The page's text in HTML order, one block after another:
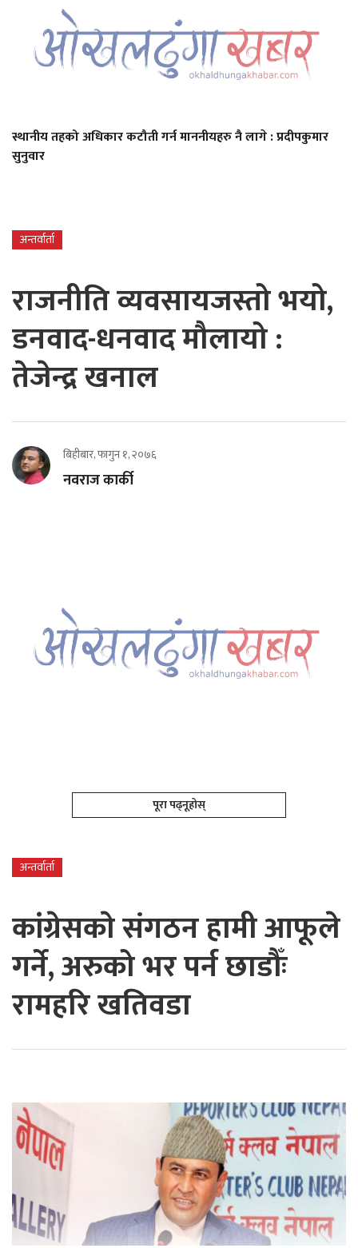
स्थानीय तहको अधिकार कटौती गर्न माननीयहरु नै लागे : प्रदीपकुमार
सुनुवार
अन्तर्वार्ता
राजनीति व्यवसायजस्तो भयो,
डनवाद-धनवाद मौलायो :
तेजेन्द्र खनाल
बिहीबार, फागुन १, २०७६
नवराज कार्की
पूरा पढ्नूहोस्
अन्तर्वार्ता
कांग्रेसकाे संगठन हामी आफूले
गर्ने, अरुको भर पर्न छाडौँः
रामहरि खतिवडा